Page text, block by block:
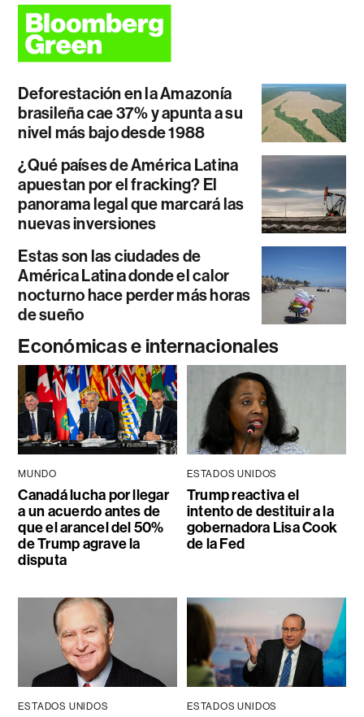
Deforestación en la Amazonía
brasileña cae 37% y apunta a su
nivel más bajo desde 1988
¿Qué países de América Latina
apuestan por el fracking? El
panorama legal que marcará las
nuevas inversiones
Estas son las ciudades de
América Latina donde el calor
nocturno hace perder más horas
de sueño
Económicas e internacionales
MUNDO
Canadá lucha por llegar
a un acuerdo antes de
que el arancel del 50%
de Trump agrave la
disputa
ESTADOS UNIDOS
Trump reactiva el
intento de destituir a la
gobernadora Lisa Cook
de la Fed
ESTADOS UNIDOS ESTADOS UNIDOS